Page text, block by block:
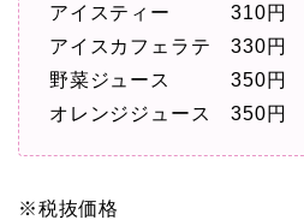
アイスティー 310円
アイスカフェラテ 330円
野菜ジュース 350円
オレンジジュース 350円
※税抜価格